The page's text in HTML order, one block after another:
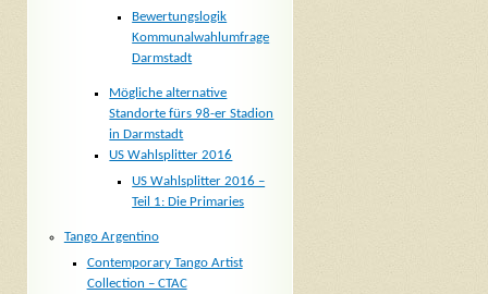
Bewertungslogik
Kommunalwahlumfrage
Darmstadt
Mögliche alternative
Standorte fürs 98-er Stadion
in Darmstadt
US Wahlsplitter 2016
US Wahlsplitter 2016 –
Teil 1: Die Primaries
Tango Argentino
Contemporary Tango Artist
Collection – CTAC